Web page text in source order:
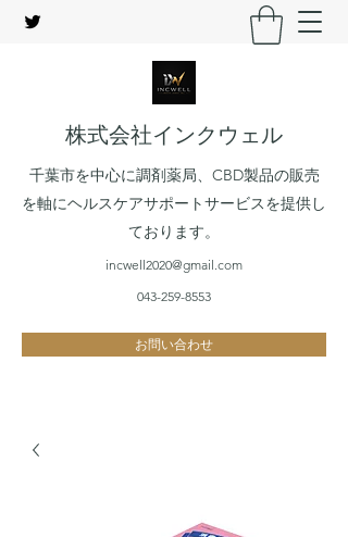
株式会社インクウェル
千葉市を中心に調剤薬局、CBD製品の販売
を軸にヘルスケアサポートサービスを提供し
ております。
incwell2020@gmail.com
043-259-8553
お問い合わせ